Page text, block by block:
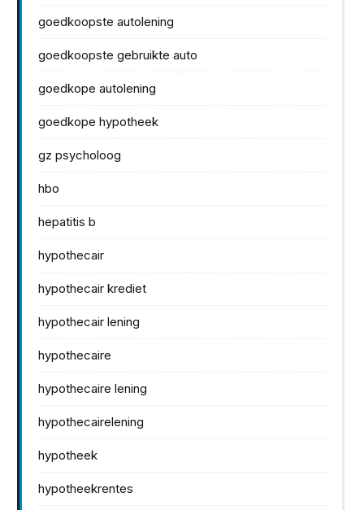
goedkoopste autolening
goedkoopste gebruikte auto
goedkope autolening
goedkope hypotheek
gz psycholoog
hbo
hepatitis b
hypothecair
hypothecair krediet
hypothecair lening
hypothecaire
hypothecaire lening
hypothecairelening
hypotheek
hypotheekrentes